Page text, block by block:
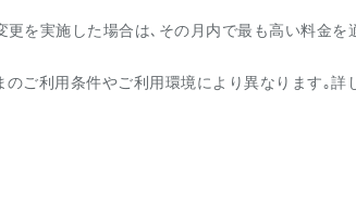
を実施した場合は､その月内で最も高い料金を
ご利用条件やご利用環境により異なります｡詳